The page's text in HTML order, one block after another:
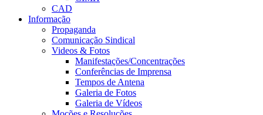
CAD
Informação
Propaganda
Comunicação Sindical
Videos & Fotos
Manifestações/Concentrações
Conferências de Imprensa
Tempos de Antena
Galeria de Fotos
Galeria de Vídeos